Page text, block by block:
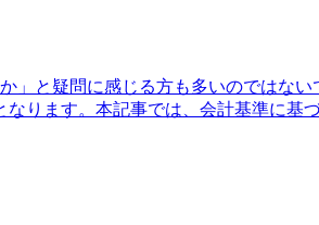
」と疑問に感じる方も多いのではない
ります。本記事では、会計基準に基